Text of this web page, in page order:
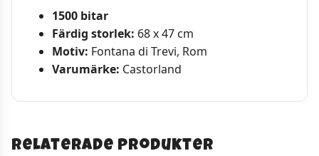
1500 bitar
Färdig storlek: 68 x 47 cm
Motiv: Fontana di Trevi, Rom
Varumärke: Castorland
Relaterade produkter